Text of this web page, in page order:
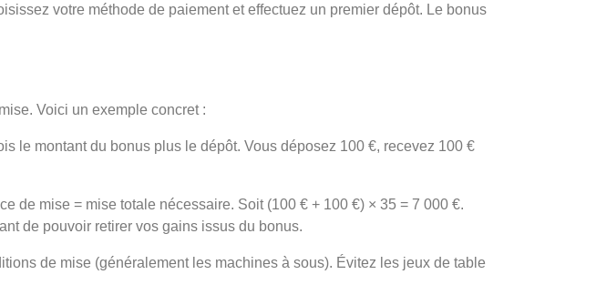
votre méthode de paiement et effectuez un premier dépôt. Le bonus
Voici un exemple concret :
le montant du bonus plus le dépôt. Vous déposez 100 €, recevez 100 €
de mise = mise totale nécessaire. Soit (100 € + 100 €) × 35 = 7 000 €.
de pouvoir retirer vos gains issus du bonus.
de mise (généralement les machines à sous). Évitez les jeux de table